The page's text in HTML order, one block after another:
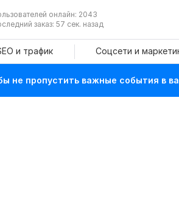
онлайн: 2043
заказ: 57 сек. назад
и трафик Соцсети и
не пропустить важные события в